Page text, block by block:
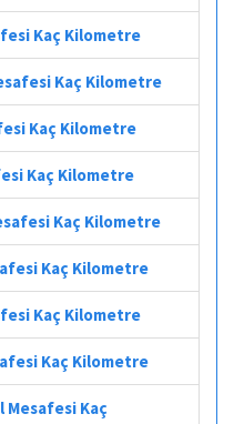
Kaç Kilometre
Kaç Kilometre
Kaç Kilometre
Kaç Kilometre
Kaç Kilometre
Kaç Kilometre
Kaç Kilometre
Kaç Kilometre
Mesafesi Kaç